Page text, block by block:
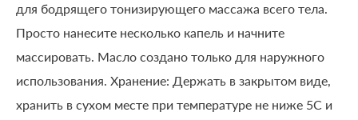
для бодрящего тонизирующего массажа всего тела.
Просто нанесите несколько капель и начните
массировать. Масло создано только для наружного
использования. Хранение: Держать в закрытом виде,
хранить в сухом месте при температуре не ниже 5С и